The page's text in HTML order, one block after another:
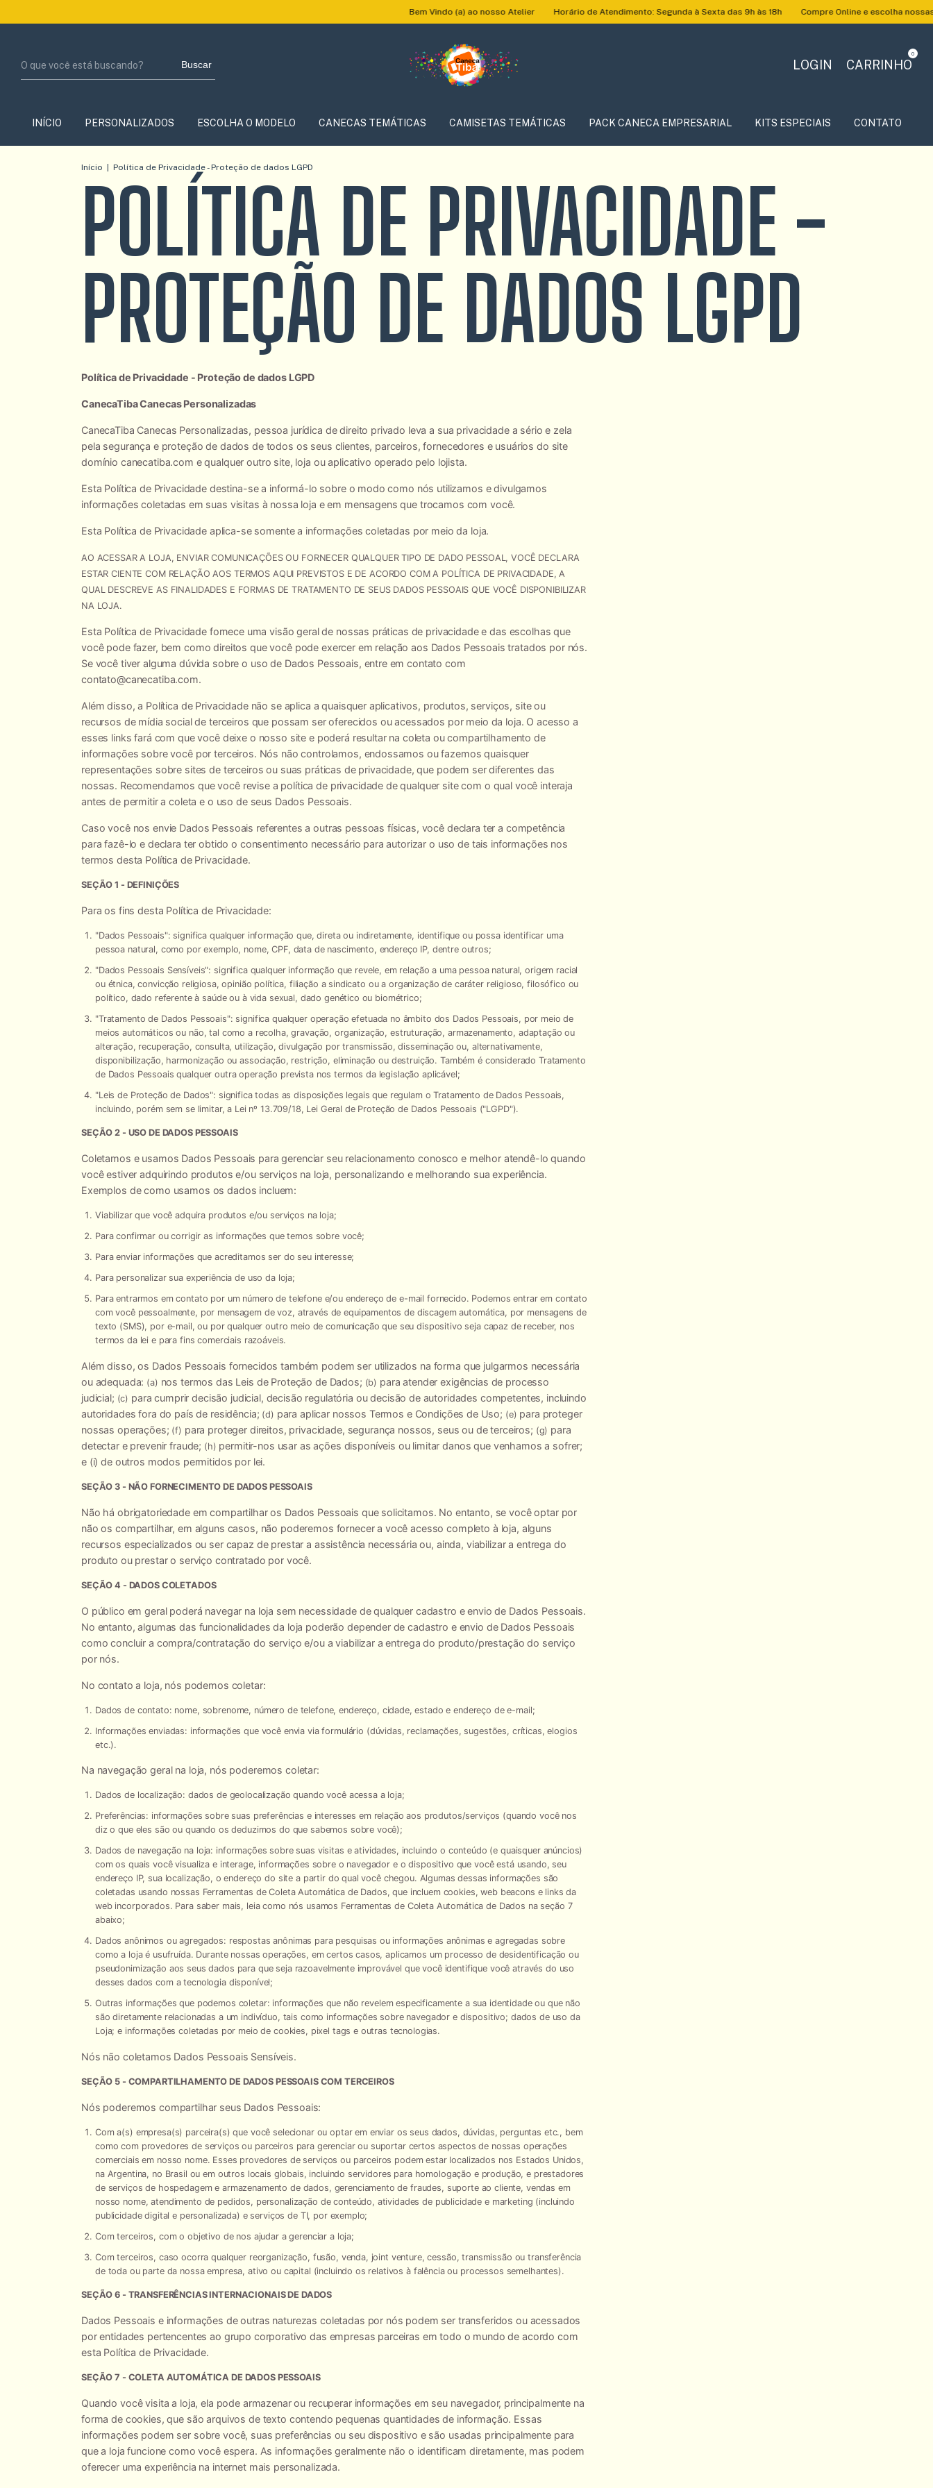
Bem Vindo (a) ao nosso Atelier Horário de Atendimento: Segunda à Sexta das 9h às 18h Compre Online e escolha nossas
Buscar LOGIN CARRINHO
0
INÍCIO PERSONALIZADOS ESCOLHA O MODELO CANECAS TEMÁTICAS CAMISETAS TEMÁTICAS PACK CANECA EMPRESARIAL KITS ESPECIAIS CONTATO
Início Política de Privacidade - Proteção de dados LGPD
POLÍTICA DE PRIVACIDADE -
PROTEÇÃO DE DADOS LGPD
Política de Privacidade - Proteção de dados LGPD
CanecaTiba Canecas Personalizadas
CanecaTiba Canecas Personalizadas, pessoa jurídica de direito privado leva a sua privacidade a sério e zela
pela segurança e proteção de dados de todos os seus clientes, parceiros, fornecedores e usuários do site
domínio canecatiba.com e qualquer outro site, loja ou aplicativo operado pelo lojista.
Esta Política de Privacidade destina-se a informá-lo sobre o modo como nós utilizamos e divulgamos
informações coletadas em suas visitas à nossa loja e em mensagens que trocamos com você.
Esta Política de Privacidade aplica-se somente a informações coletadas por meio da loja.
AO ACESSAR A LOJA, ENVIAR COMUNICAÇÕES OU FORNECER QUALQUER TIPO DE DADO PESSOAL, VOCÊ DECLARA
ESTAR CIENTE COM RELAÇÃO AOS TERMOS AQUI PREVISTOS E DE ACORDO COM A POLÍTICA DE PRIVACIDADE, A
QUAL DESCREVE AS FINALIDADES E FORMAS DE TRATAMENTO DE SEUS DADOS PESSOAIS QUE VOCÊ DISPONIBILIZAR
NA LOJA.
Esta Política de Privacidade fornece uma visão geral de nossas práticas de privacidade e das escolhas que
você pode fazer, bem como direitos que você pode exercer em relação aos Dados Pessoais tratados por nós.
Se você tiver alguma dúvida sobre o uso de Dados Pessoais, entre em contato com
contato@canecatiba.com.
Além disso, a Política de Privacidade não se aplica a quaisquer aplicativos, produtos, serviços, site ou
recursos de mídia social de terceiros que possam ser oferecidos ou acessados por meio da loja. O acesso a
esses links fará com que você deixe o nosso site e poderá resultar na coleta ou compartilhamento de
informações sobre você por terceiros. Nós não controlamos, endossamos ou fazemos quaisquer
representações sobre sites de terceiros ou suas práticas de privacidade, que podem ser diferentes das
nossas. Recomendamos que você revise a política de privacidade de qualquer site com o qual você interaja
antes de permitir a coleta e o uso de seus Dados Pessoais.
Caso você nos envie Dados Pessoais referentes a outras pessoas físicas, você declara ter a competência
para fazê-lo e declara ter obtido o consentimento necessário para autorizar o uso de tais informações nos
termos desta Política de Privacidade.
SEÇÃO 1 - DEFINIÇÕES
Para os fins desta Política de Privacidade:
"Dados Pessoais": significa qualquer informação que, direta ou indiretamente, identifique ou possa identificar uma
pessoa natural, como por exemplo, nome, CPF, data de nascimento, endereço IP, dentre outros;
"Dados Pessoais Sensíveis": significa qualquer informação que revele, em relação a uma pessoa natural, origem racial
ou étnica, convicção religiosa, opinião política, filiação a sindicato ou a organização de caráter religioso, filosófico ou
político, dado referente à saúde ou à vida sexual, dado genético ou biométrico;
"Tratamento de Dados Pessoais": significa qualquer operação efetuada no âmbito dos Dados Pessoais, por meio de
meios automáticos ou não, tal como a recolha, gravação, organização, estruturação, armazenamento, adaptação ou
alteração, recuperação, consulta, utilização, divulgação por transmissão, disseminação ou, alternativamente,
disponibilização, harmonização ou associação, restrição, eliminação ou destruição. Também é considerado Tratamento
de Dados Pessoais qualquer outra operação prevista nos termos da legislação aplicável;
"Leis de Proteção de Dados": significa todas as disposições legais que regulam o Tratamento de Dados Pessoais,
incluindo, porém sem se limitar, a Lei nº 13.709/18, Lei Geral de Proteção de Dados Pessoais ("LGPD").
SEÇÃO 2 - USO DE DADOS PESSOAIS
Coletamos e usamos Dados Pessoais para gerenciar seu relacionamento conosco e melhor atendê-lo quando
você estiver adquirindo produtos e/ou serviços na loja, personalizando e melhorando sua experiência.
Exemplos de como usamos os dados incluem:
Viabilizar que você adquira produtos e/ou serviços na loja;
Para confirmar ou corrigir as informações que temos sobre você;
Para enviar informações que acreditamos ser do seu interesse;
Para personalizar sua experiência de uso da loja;
Para entrarmos em contato por um número de telefone e/ou endereço de e-mail fornecido. Podemos entrar em contato
com você pessoalmente, por mensagem de voz, através de equipamentos de discagem automática, por mensagens de
texto (SMS), por e-mail, ou por qualquer outro meio de comunicação que seu dispositivo seja capaz de receber, nos
termos da lei e para fins comerciais razoáveis.
Além disso, os Dados Pessoais fornecidos também podem ser utilizados na forma que julgarmos necessária
ou adequada: (a) nos termos das Leis de Proteção de Dados; (b) para atender exigências de processo
judicial; (c) para cumprir decisão judicial, decisão regulatória ou decisão de autoridades competentes, incluindo
autoridades fora do país de residência; (d) para aplicar nossos Termos e Condições de Uso; (e) para proteger
nossas operações; (f) para proteger direitos, privacidade, segurança nossos, seus ou de terceiros; (g) para
detectar e prevenir fraude; (h) permitir-nos usar as ações disponíveis ou limitar danos que venhamos a sofrer;
e (i) de outros modos permitidos por lei.
SEÇÃO 3 - NÃO FORNECIMENTO DE DADOS PESSOAIS
Não há obrigatoriedade em compartilhar os Dados Pessoais que solicitamos. No entanto, se você optar por
não os compartilhar, em alguns casos, não poderemos fornecer a você acesso completo à loja, alguns
recursos especializados ou ser capaz de prestar a assistência necessária ou, ainda, viabilizar a entrega do
produto ou prestar o serviço contratado por você.
SEÇÃO 4 - DADOS COLETADOS
O público em geral poderá navegar na loja sem necessidade de qualquer cadastro e envio de Dados Pessoais.
No entanto, algumas das funcionalidades da loja poderão depender de cadastro e envio de Dados Pessoais
como concluir a compra/contratação do serviço e/ou a viabilizar a entrega do produto/prestação do serviço
por nós.
No contato a loja, nós podemos coletar:
Dados de contato: nome, sobrenome, número de telefone, endereço, cidade, estado e endereço de e-mail;
Informações enviadas: informações que você envia via formulário (dúvidas, reclamações, sugestões, críticas, elogios
etc.).
Na navegação geral na loja, nós poderemos coletar:
Dados de localização: dados de geolocalização quando você acessa a loja;
Preferências: informações sobre suas preferências e interesses em relação aos produtos/serviços (quando você nos
diz o que eles são ou quando os deduzimos do que sabemos sobre você);
Dados de navegação na loja: informações sobre suas visitas e atividades, incluindo o conteúdo (e quaisquer anúncios)
com os quais você visualiza e interage, informações sobre o navegador e o dispositivo que você está usando, seu
endereço IP, sua localização, o endereço do site a partir do qual você chegou. Algumas dessas informações são
coletadas usando nossas Ferramentas de Coleta Automática de Dados, que incluem cookies, web beacons e links da
web incorporados. Para saber mais, leia como nós usamos Ferramentas de Coleta Automática de Dados na seção 7
abaixo;
Dados anônimos ou agregados: respostas anônimas para pesquisas ou informações anônimas e agregadas sobre
como a loja é usufruída. Durante nossas operações, em certos casos, aplicamos um processo de desidentificação ou
pseudonimização aos seus dados para que seja razoavelmente improvável que você identifique você através do uso
desses dados com a tecnologia disponível;
Outras informações que podemos coletar: informações que não revelem especificamente a sua identidade ou que não
são diretamente relacionadas a um indivíduo, tais como informações sobre navegador e dispositivo; dados de uso da
Loja; e informações coletadas por meio de cookies, pixel tags e outras tecnologias.
Nós não coletamos Dados Pessoais Sensíveis.
SEÇÃO 5 - COMPARTILHAMENTO DE DADOS PESSOAIS COM TERCEIROS
Nós poderemos compartilhar seus Dados Pessoais:
Com a(s) empresa(s) parceira(s) que você selecionar ou optar em enviar os seus dados, dúvidas, perguntas etc., bem
como com provedores de serviços ou parceiros para gerenciar ou suportar certos aspectos de nossas operações
comerciais em nosso nome. Esses provedores de serviços ou parceiros podem estar localizados nos Estados Unidos,
na Argentina, no Brasil ou em outros locais globais, incluindo servidores para homologação e produção, e prestadores
de serviços de hospedagem e armazenamento de dados, gerenciamento de fraudes, suporte ao cliente, vendas em
nosso nome, atendimento de pedidos, personalização de conteúdo, atividades de publicidade e marketing (incluindo
publicidade digital e personalizada) e serviços de TI, por exemplo;
Com terceiros, com o objetivo de nos ajudar a gerenciar a loja;
Com terceiros, caso ocorra qualquer reorganização, fusão, venda, joint venture, cessão, transmissão ou transferência
de toda ou parte da nossa empresa, ativo ou capital (incluindo os relativos à falência ou processos semelhantes).
SEÇÃO 6 - TRANSFERÊNCIAS INTERNACIONAIS DE DADOS
Dados Pessoais e informações de outras naturezas coletadas por nós podem ser transferidos ou acessados
por entidades pertencentes ao grupo corporativo das empresas parceiras em todo o mundo de acordo com
esta Política de Privacidade.
SEÇÃO 7 - COLETA AUTOMÁTICA DE DADOS PESSOAIS
Quando você visita a loja, ela pode armazenar ou recuperar informações em seu navegador, principalmente na
forma de cookies, que são arquivos de texto contendo pequenas quantidades de informação. Essas
informações podem ser sobre você, suas preferências ou seu dispositivo e são usadas principalmente para
que a loja funcione como você espera. As informações geralmente não o identificam diretamente, mas podem
oferecer uma experiência na internet mais personalizada.